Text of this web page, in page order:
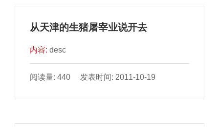
从天津的生猪屠宰业说开去
内容:desc
阅读量: 440 发表时间: 2011-10-19